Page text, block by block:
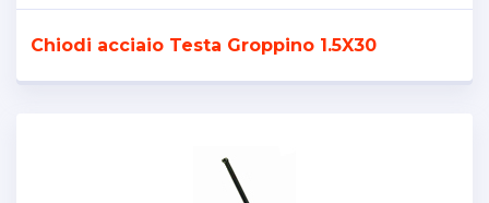
Chiodi acciaio Testa Groppino 1.5X30